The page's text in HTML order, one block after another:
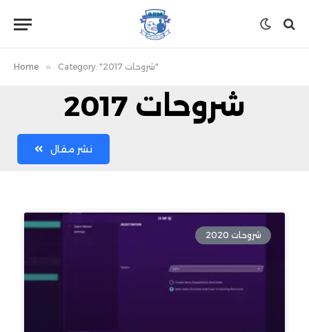
Home » Category: "شروحات 2017"
شروحات 2017
نشر مقال
شروحات 2020